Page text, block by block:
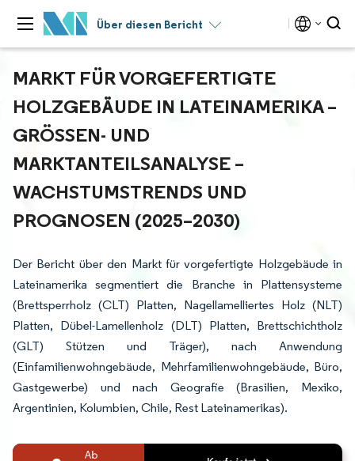
Über diesen Bericht
MARKT FÜR VORGEFERTIGTE
HOLZGEBÄUDE IN LATEINAMERIKA –
GRÖSSEN- UND M
ARKTANTEILSANALYSE – W
ACHSTUMSTRENDS UND P
ROGNOSEN (2025–2030)
Der Bericht über den Markt für vorgefertigte Holzgebäude in
Lateinamerika segmentiert die Branche in Plattensysteme
(Brettsperrholz (CLT) Platten, Nagellamelliertes Holz (NLT)
Platten, Dübel-Lamellenholz (DLT) Platten, Brettschichtholz
(GLT) Stützen und Träger), nach Anwendung
(Einfamilienwohngebäude, Mehrfamilienwohngebäude, Büro,
Gastgewerbe) und nach Geografie (Brasilien, Mexiko,
Argentinien, Kolumbien, Chile, Rest Lateinamerikas).